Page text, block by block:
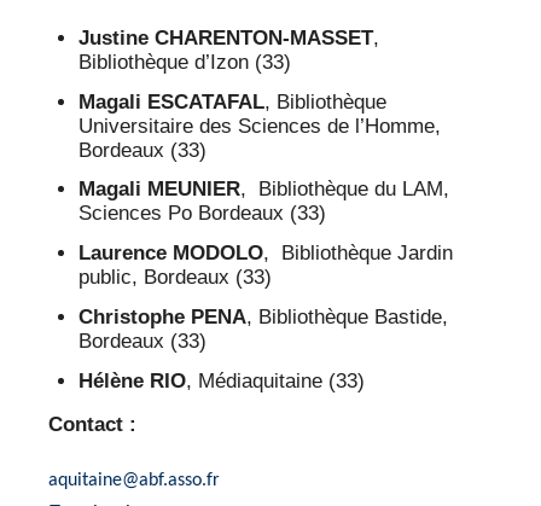
Justine CHARENTON-MASSET,
Bibliothèque d’Izon (33)
Magali ESCATAFAL, Bibliothèque
Universitaire des Sciences de l’Homme,
Bordeaux (33)
Magali MEUNIER, Bibliothèque du LAM,
Sciences Po Bordeaux (33)
Laurence MODOLO, Bibliothèque Jardin
public, Bordeaux (33)
Christophe PENA, Bibliothèque Bastide,
Bordeaux (33)
Hélène RIO, Médiaquitaine (33)
Contact :
aquitaine@abf.asso.fr